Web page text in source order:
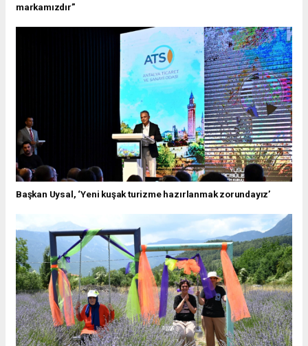
markamızdır”
Başkan Uysal, ‘Yeni kuşak turizme hazırlanmak zorundayız’